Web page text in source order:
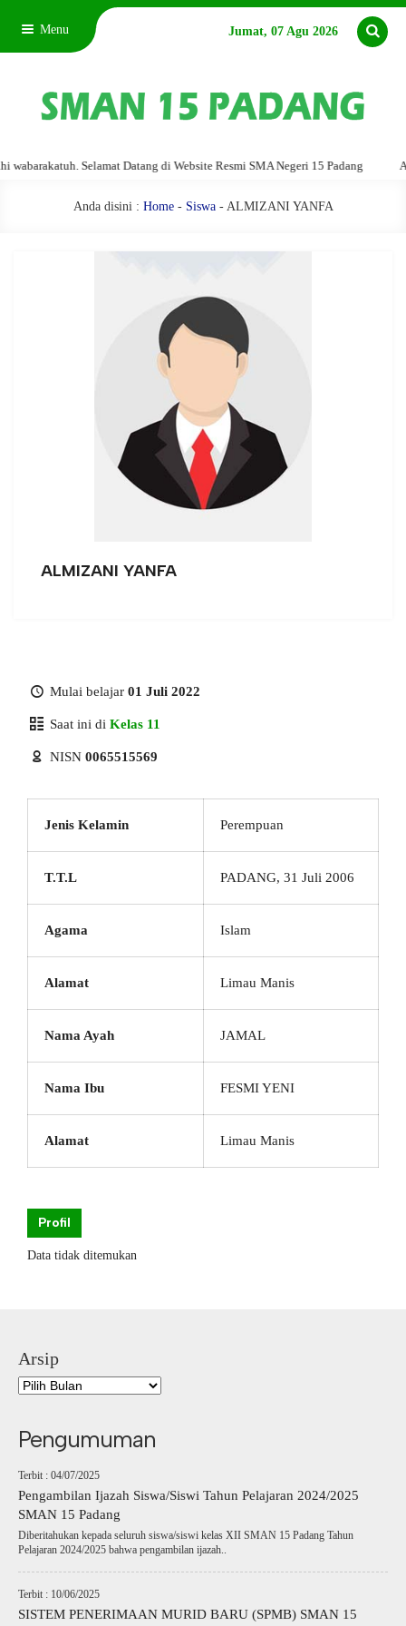
Menu Jumat, 07 Agu 2026
Selamat Datang di Website Resmi SMA Negeri 15 Padang
Anda disini : Home- Siswa- ALMIZANI YANFA
ALMIZANI YANFA
Mulai belajar 01 Juli 2022
Saat ini di Kelas 11
NISN 0065515569
Jenis Kelamin Perempuan
T.T.L PADANG, 31 Juli 2006
Agama Islam
Alamat Limau Manis
Nama Ayah JAMAL
Nama Ibu FESMI YENI
Alamat Limau Manis
Profil
Data tidak ditemukan
Arsip
Pengumuman
Terbit : 04/07/2025
Pengambilan Ijazah Siswa/Siswi Tahun Pelajaran 2024/2025
SMAN 15 Padang
Diberitahukan kepada seluruh siswa/siswi kelas XII SMAN 15 Padang Tahun
Pelajaran 2024/2025 bahwa pengambilan ijazah..
Terbit : 10/06/2025
SISTEM PENERIMAAN MURID BARU (SPMB) SMAN 15